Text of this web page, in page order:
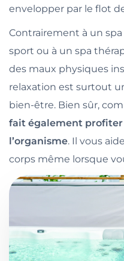
envelopper par le flot
Contrairement à un
sport ou à un spa
des maux physiques
relaxation est surtout
bien-être. Bien sûr,
fait également profiter
l’organisme. Il vous
corps même lorsque